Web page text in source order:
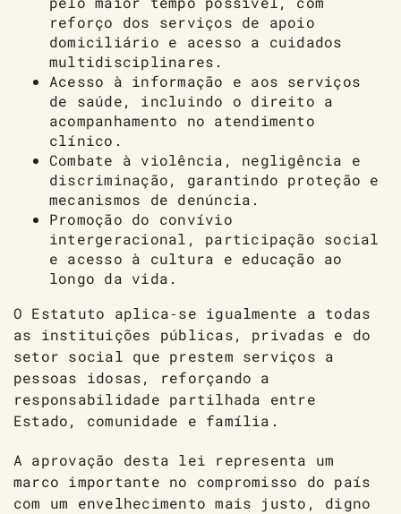
reforço dos serviços de apoio
domiciliário e acesso a cuidados
multidisciplinares.
Acesso à informação e aos serviços
de saúde, incluindo o direito a
acompanhamento no atendimento
clínico.
Combate à violência, negligência e
discriminação, garantindo proteção e
mecanismos de denúncia.
Promoção do convívio
intergeracional, participação social
e acesso à cultura e educação ao
longo da vida.
O Estatuto aplica‑se igualmente a todas
as instituições públicas, privadas e do
setor social que prestem serviços a
pessoas idosas, reforçando a
responsabilidade partilhada entre
Estado, comunidade e família.
A aprovação desta lei representa um
marco importante no compromisso do país
com um envelhecimento mais justo, digno